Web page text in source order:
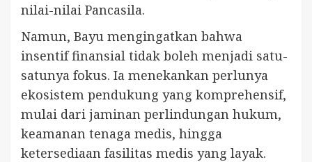
nilai-nilai Pancasila.
Namun, Bayu mengingatkan bahwa
insentif finansial tidak boleh menjadi satu-
satunya fokus. Ia menekankan perlunya
ekosistem pendukung yang komprehensif,
mulai dari jaminan perlindungan hukum,
keamanan tenaga medis, hingga
ketersediaan fasilitas medis yang layak.